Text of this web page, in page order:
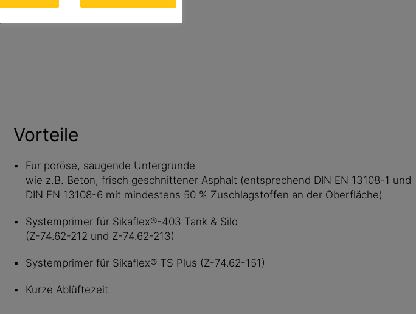
Vorteile
Für poröse, saugende Untergründe
wie z.B. Beton, frisch geschnittener Asphalt (entsprechend DIN EN 13108-1 und
DIN EN 13108-6 mit mindestens 50 % Zuschlagstoffen an der Oberfläche)
Systemprimer für Sikaflex®-403 Tank & Silo
(Z-74.62-212 und Z-74.62-213)
Systemprimer für Sikaflex® TS Plus (Z-74.62-151)
Kurze Ablüftezeit